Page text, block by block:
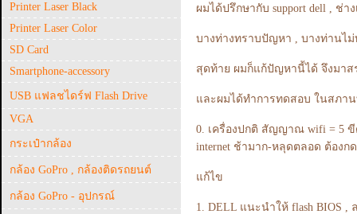
Printer Laser Black
Printer Laser Color
SD Card
Smartphone-accessory
USB แฟลชไดร์ฟ Flash Drive
VGA
กระเป๋ากล้อง
กล้อง GoPro , กล้องติดรถยนต์
กล้อง GoPro - อุปกรณ์
ผมได้ปรึกษากับ support dell , ช่
บางท่างทราบปัญหา , บางท่านไ
สุดท้าย ผมก็แก้ปัญหานี้ได้ จึงมา
และผมได้ทำการทดสอบ ในสภา
0. เครื่องปกติ สัญญาณ wifi = 5 ขี
internet ช้ามาก-หลุดตลอด ต้องกด
แก้ไข
1. DELL แนะนำให้ flash BIOS